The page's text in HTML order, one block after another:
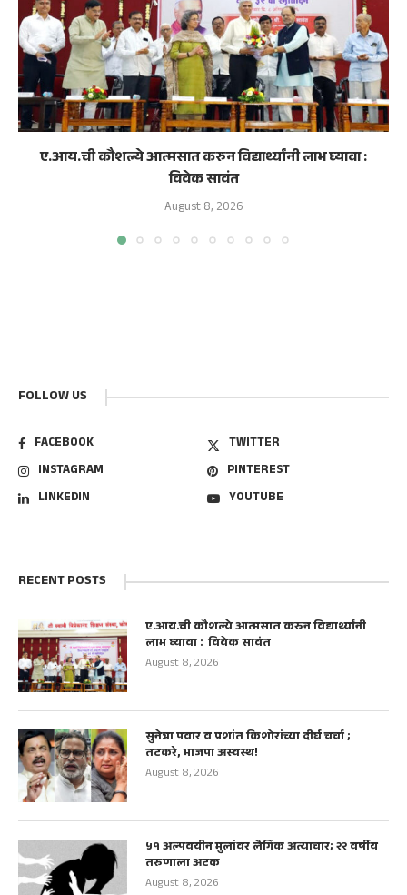
ए.आय.ची कौशल्ये आत्मसात करुन विद्यार्थ्यांनी लाभ घ्यावा :
विवेक सावंत
August 8, 2026
FOLLOW US
FACEBOOK
TWITTER
INSTAGRAM
PINTEREST
LINKEDIN
YOUTUBE
RECENT POSTS
ए.आय.ची कौशल्ये आत्मसात करुन विद्यार्थ्यांनी
लाभ घ्यावा : विवेक सावंत
August 8, 2026
सुनेत्रा पवार व प्रशांत किशोरांच्या दीर्घ चर्चा ;
तटकरे, भाजपा अस्वस्थ!
August 8, 2026
५१ अल्पवयीन मुलांवर लैगिंक अत्याचार; २२ वर्षीय
तरुणाला अटक
August 8, 2026